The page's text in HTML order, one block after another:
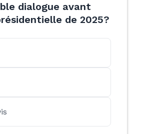
dialogue avant
de 2025?